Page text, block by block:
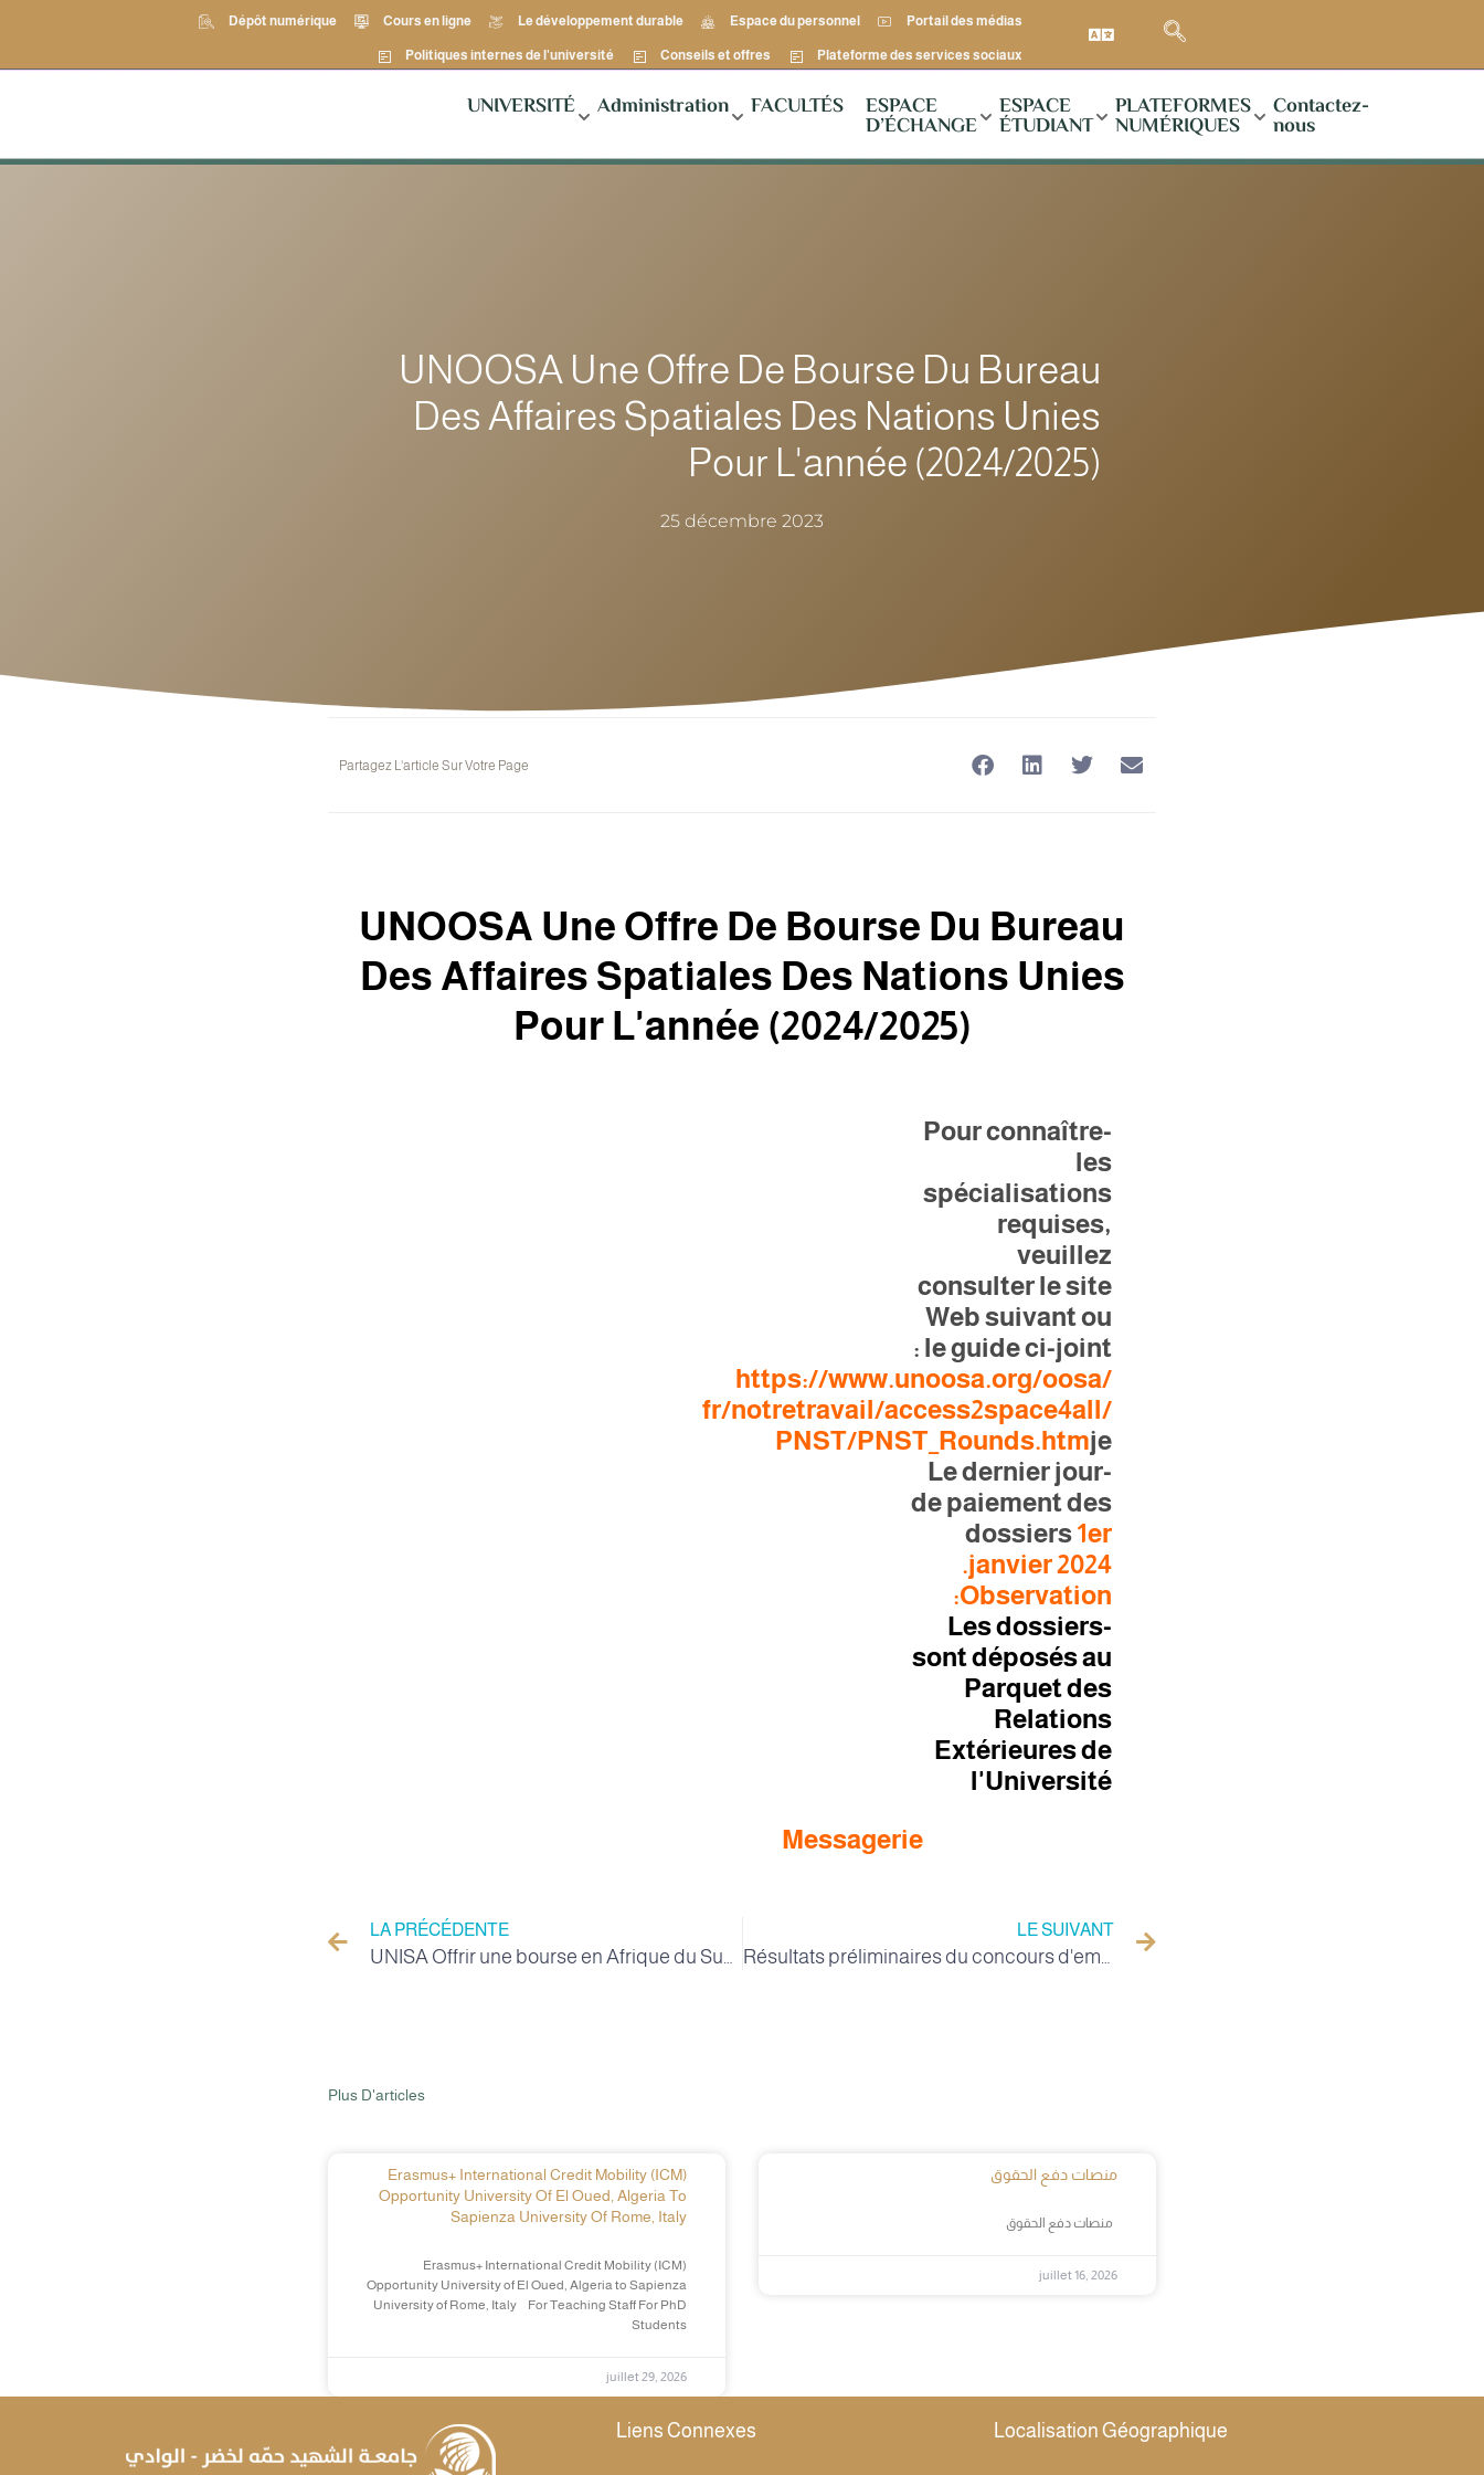
Dépôt numérique Cours en ligne Le développement durable Espace du personnel Portail des médias
Politiques internes de l'université Conseils et offres Plateforme des services sociaux
UNIVERSITÉ Administration FACULTÉS ESPACE
D’ÉCHANGE
ESPACE
ÉTUDIANT
PLATEFORMES
NUMÉRIQUES
Contactez-
nous
UNOOSA Une Offre De Bourse Du Bureau
Des Affaires Spatiales Des Nations Unies
Pour L'année (2024/2025)
25 décembre 2023
Partagez L'article Sur Votre Page
UNOOSA Une Offre De Bourse Du Bureau
Des Affaires Spatiales Des Nations Unies
Pour L'année (2024/2025)
-Pour connaître
les
spécialisations
requises,
veuillez
consulter le site
Web suivant ou
le guide ci-joint :
https://www.unoosa.org/oosa/
fr/notretravail/access2space4all/
PNST/PNST_Rounds.htmje
-Le dernier jour
de paiement des
dossiers1er
janvier 2024.
Observation:
-Les dossiers
sont déposés au
Parquet des
Relations
Extérieures de
l'Université
Messagerie
LA PRÉCÉDENTE
UNISA Offrir une bourse en Afrique du Sud aux doctorants pour l'année (2024/2025)
LE SUIVANT
Résultats préliminaires du concours d'embauche d'administrateurs, de techniciens et d'agents de service
Plus D'articles
Erasmus+ International Credit Mobility (ICM)
Opportunity University Of El Oued, Algeria To
Sapienza University Of Rome, Italy
Erasmus+ International Credit Mobility (ICM)
Opportunity University of El Oued, Algeria to Sapienza
University of Rome, Italy For Teaching Staff For PhD
Students
juillet 29, 2026
منصات دفع الحقوق
juillet 16, 2026
Liens Connexes Localisation Géographique